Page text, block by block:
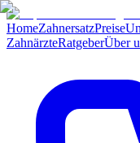
HomeZahnersatzPreise
ZahnärzteRatgeberÜber